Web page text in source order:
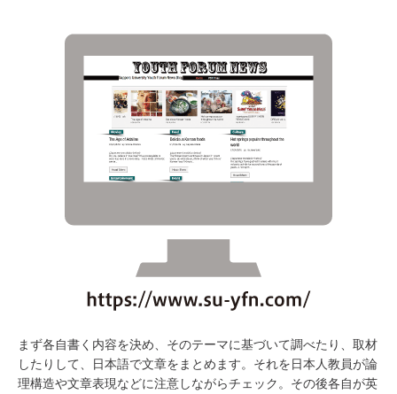
まず各自書く内容を決め、そのテーマに基づいて調べたり、取材
したりして、日本語で文章をまとめます。それを日本人教員が論
理構造や文章表現などに注意しながらチェック。その後各自が英